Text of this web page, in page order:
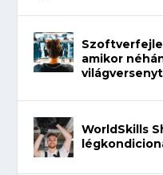
amikor
világversenyt
WorldSkills